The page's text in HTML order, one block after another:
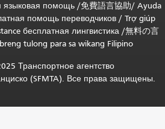
языковая помощь /免費語言協助/ Ayuda
помощь переводчиков / Trợ giúp
бесплатная лингвистика /無料の言
tulong para sa wikang Filipino
Транспортное агентство
(SFMTA). Все права защищены.